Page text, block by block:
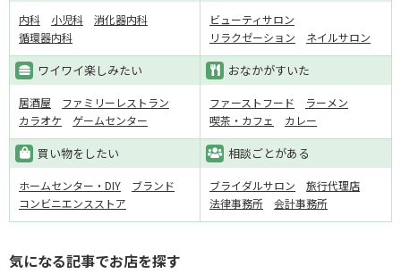
内科 小児科
消化器内科
循環器内科
ビューティサロン
リラクゼーション
ネイルサロン
ワイワイ楽しみたい
居酒屋
ファミリーレストラン
カラオケ
ゲームセンター
おなかがすいた
ファーストフード
ラーメン
喫茶・カフェ
カレー
買い物をしたい
ホームセンター・DIY
ブランド
コンビニエンスストア
相談ごとがある
ブライダルサロン
旅行代理店
法律事務所
会計事務所
気になる記事でお店を探す